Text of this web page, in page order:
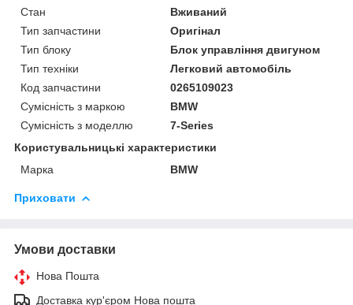
Стан
Вживаний
Тип запчастини
Оригінал
Тип блоку
Блок управління двигуном
Тип техніки
Легковий автомобіль
Код запчастини
0265109023
Сумісність з маркою
BMW
Сумісність з моделлю
7-Series
Користувальницькі характеристики
Марка
BMW
Приховати
Умови доставки
Нова Пошта
Доставка кур'єром Нова пошта